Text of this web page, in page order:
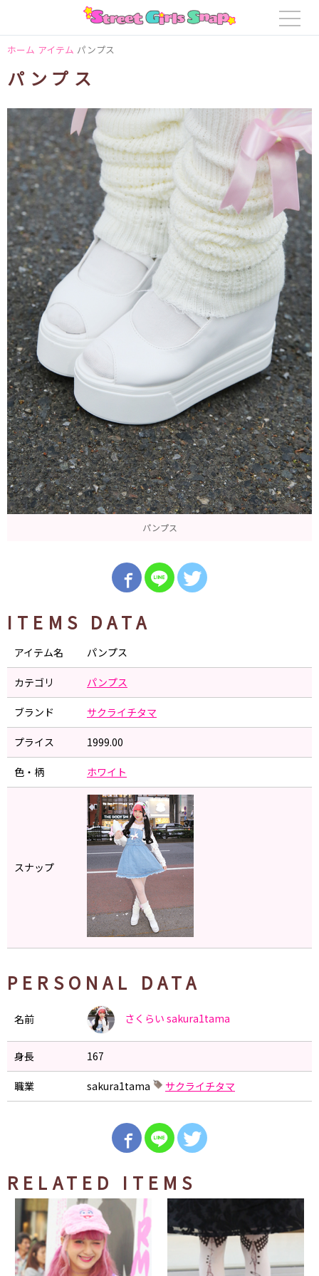
ホーム アイテム パンプス
パンプス
パンプス
ITEMS DATA
アイテム名 パンプス
カテゴリ パンプス
ブランド サクライチタマ
プライス 1999.00
色・柄 ホワイト
スナップ
PERSONAL DATA
名前 さくらい sakura1tama
身長 167
職業 sakura1tama サクライチタマ
RELATED ITEMS